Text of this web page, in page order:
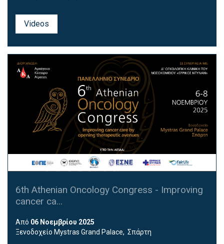
Videos
6th Athenian Oncology Congress - Improving
cancer ca...
Από 06 Νοεμβρίου 2025
Ξενοδοχείο Mystras Grand Palace, Σπάρτη